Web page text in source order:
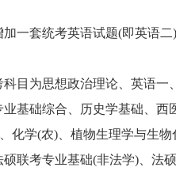
套统考英语试题(即英语二
为思想政治理论、英语一
基础综合、历史学基础、西
学(农)、植物生理学与生物
联考专业基础(非法学)、法